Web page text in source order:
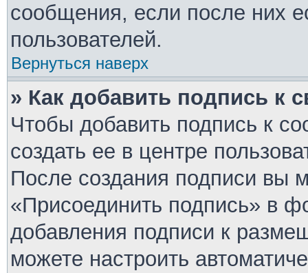
сообщения, если после них
пользователей.
Вернуться наверх
» Как добавить подпись к
Чтобы добавить подпись к
создать ее в центре
После создания подписи вы
«Присоединить подпись» в
добавления подписи к
можете настроить